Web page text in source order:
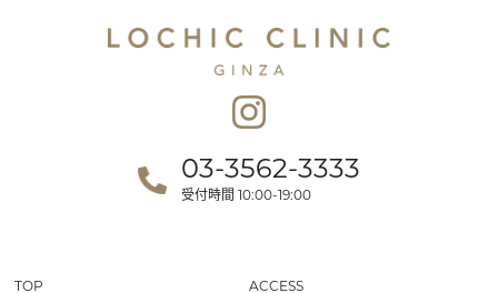
03-3562-3333
受付時間 10:00-19:00
TOP ACCESS